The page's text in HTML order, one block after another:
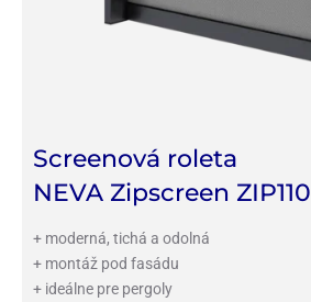
Screenová roleta
NEVA Zipscreen ZIP110
+ moderná, tichá a odolná
+ montáž pod fasádu
+ ideálne pre pergoly